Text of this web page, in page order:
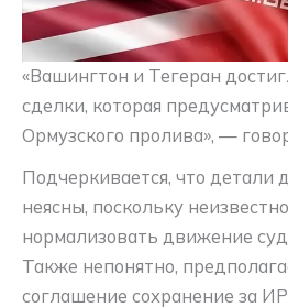
«Вашингтон и Тегеран
сделки, которая
Ормузского пролива», —
Подчеркивается, что детали
неясны, поскольку
нормализовать движение
Также непонятно,
соглашение сохранение за